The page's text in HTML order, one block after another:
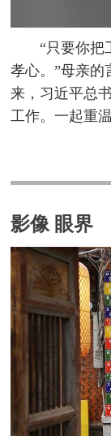
“只要你把
孝心。”母亲的
来，习近平总
工作。一起重
影像 眼界